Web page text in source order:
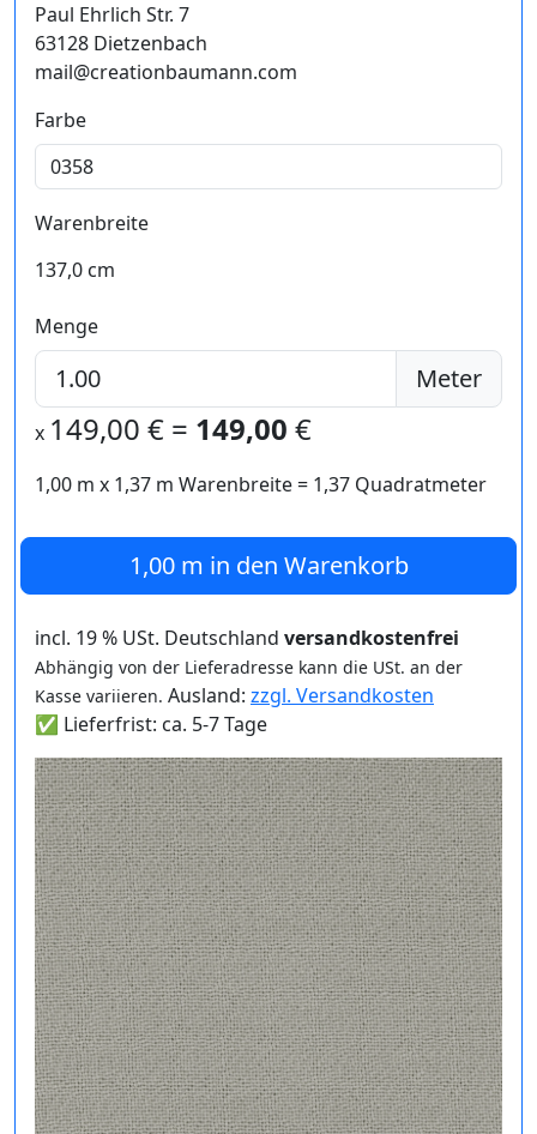
Paul Ehrlich Str. 7
63128 Dietzenbach
mail@creationbaumann.com
Farbe
Warenbreite
137,0 cm
Menge
Meter
x 149,00 € = 149,00 €
1,00 m x 1,37 m Warenbreite = 1,37 Quadratmeter
1,00 m in den Warenkorb
incl. 19 % USt. Deutschland versandkostenfrei
Abhängig von der Lieferadresse kann die USt. an der
Kasse variieren. Ausland: zzgl. Versandkosten
✅ Lieferfrist: ca. 5-7 Tage